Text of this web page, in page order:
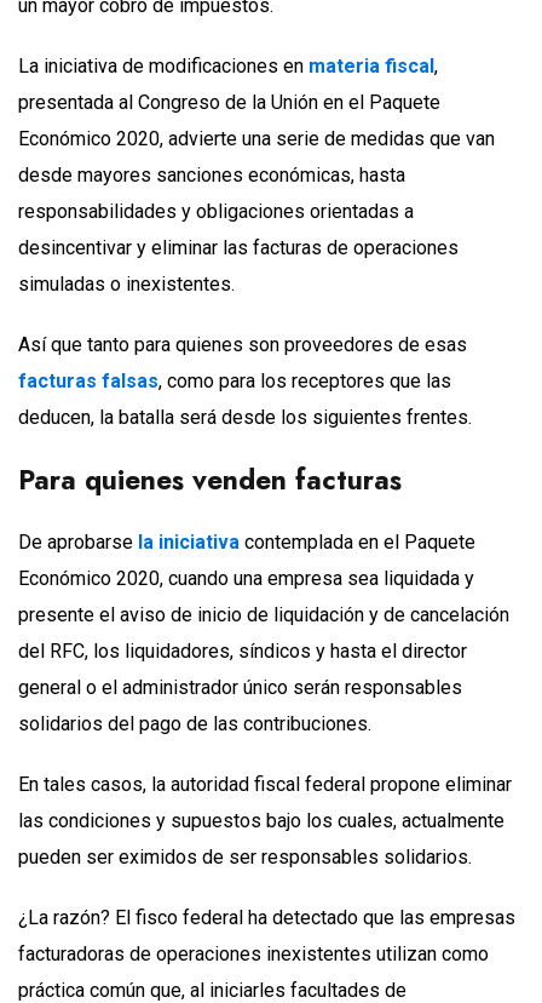
un mayor cobro de impuestos.
La iniciativa de modificaciones en materia fiscal,
presentada al Congreso de la Unión en el Paquete
Económico 2020, advierte una serie de medidas que van
desde mayores sanciones económicas, hasta
responsabilidades y obligaciones orientadas a
desincentivar y eliminar las facturas de operaciones
simuladas o inexistentes.
Así que tanto para quienes son proveedores de esas
facturas falsas, como para los receptores que las
deducen, la batalla será desde los siguientes frentes.
Para quienes venden facturas
De aprobarse la iniciativa contemplada en el Paquete
Económico 2020, cuando una empresa sea liquidada y
presente el aviso de inicio de liquidación y de cancelación
del RFC, los liquidadores, síndicos y hasta el director
general o el administrador único serán responsables
solidarios del pago de las contribuciones.
En tales casos, la autoridad fiscal federal propone eliminar
las condiciones y supuestos bajo los cuales, actualmente
pueden ser eximidos de ser responsables solidarios.
¿La razón? El fisco federal ha detectado que las empresas
facturadoras de operaciones inexistentes utilizan como
práctica común que, al iniciarles facultades de